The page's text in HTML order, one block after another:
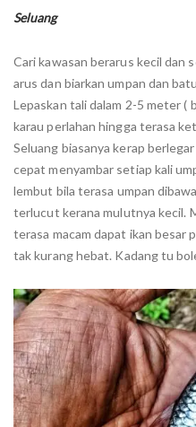
Seluang
Cari kawasan berarus kecil dan
arus dan biarkan umpan dan
Lepaskan tali dalam 2-5 meter (
karau perlahan hingga terasa
Seluang biasanya kerap
cepat menyambar setiap kali
lembut bila terasa umpan
terlucut kerana mulutnya kecil.
terasa macam dapat ikan besar
tak kurang hebat. Kadang tu